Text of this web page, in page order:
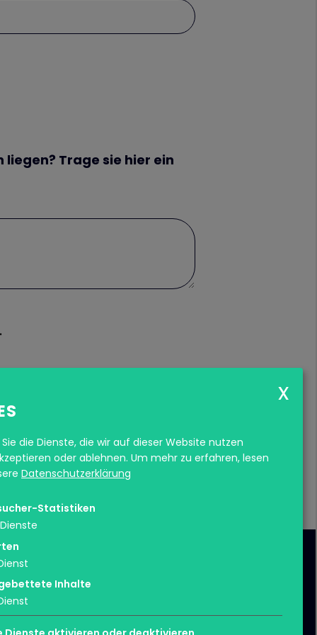
Trage sie hier ein
die Dienste, die wir auf dieser Website nutzen
oder ablehnen. Um mehr zu erfahren, lesen
Datenschutzerklärung
Statistiken
Dienste
Inhalte